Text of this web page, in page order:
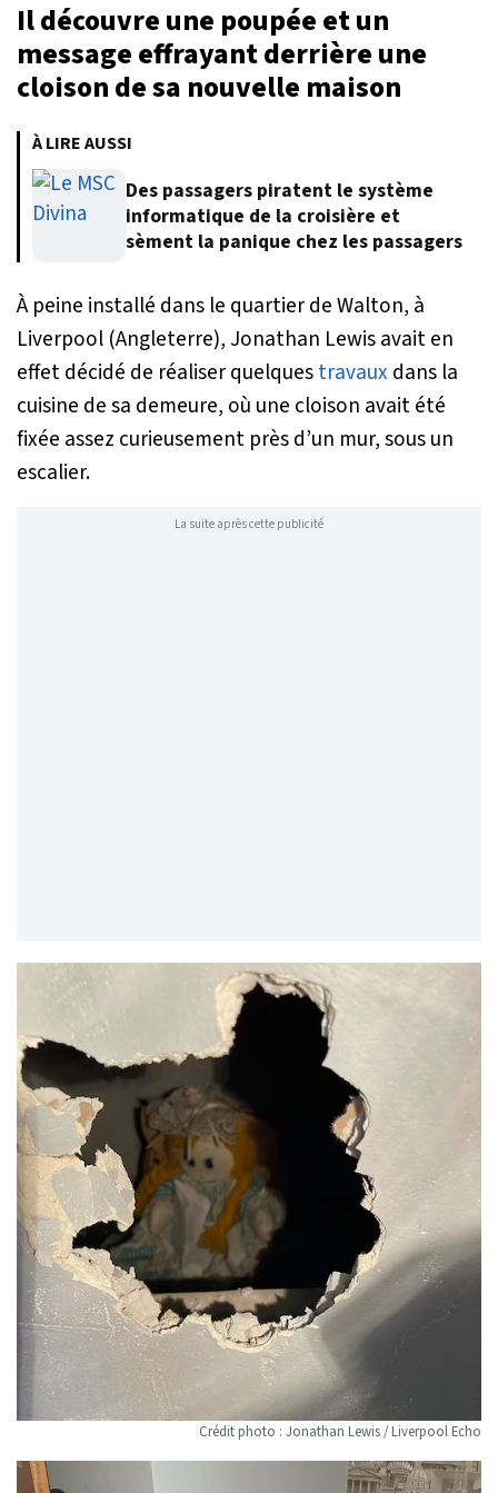
Il découvre une poupée et un
message effrayant derrière une
cloison de sa nouvelle maison
À LIRE AUSSI
Des passagers piratent le système
informatique de la croisière et
sèment la panique chez les passagers
À peine installé dans le quartier de Walton, à
Liverpool (Angleterre), Jonathan Lewis avait en
effet décidé de réaliser quelquestravaux dans la
cuisine de sa demeure, où une cloison avait été
fixée assez curieusement près d’un mur, sous un
escalier.
La suite après cette publicité
Crédit photo : Jonathan Lewis / Liverpool Echo